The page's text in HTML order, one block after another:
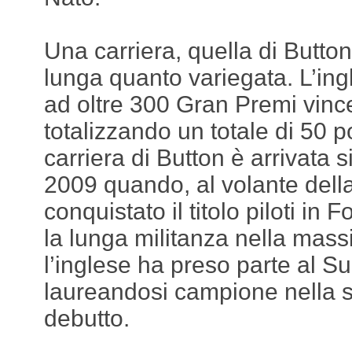
Una carriera, quella di
lunga quanto variegata.
ad oltre 300 Gran Premi
totalizzando un totale di 50
carriera di Button è arrivata
2009 quando, al volante
conquistato il titolo piloti in
la lunga militanza nella
l’inglese ha preso parte al
laureandosi campione nella
debutto.